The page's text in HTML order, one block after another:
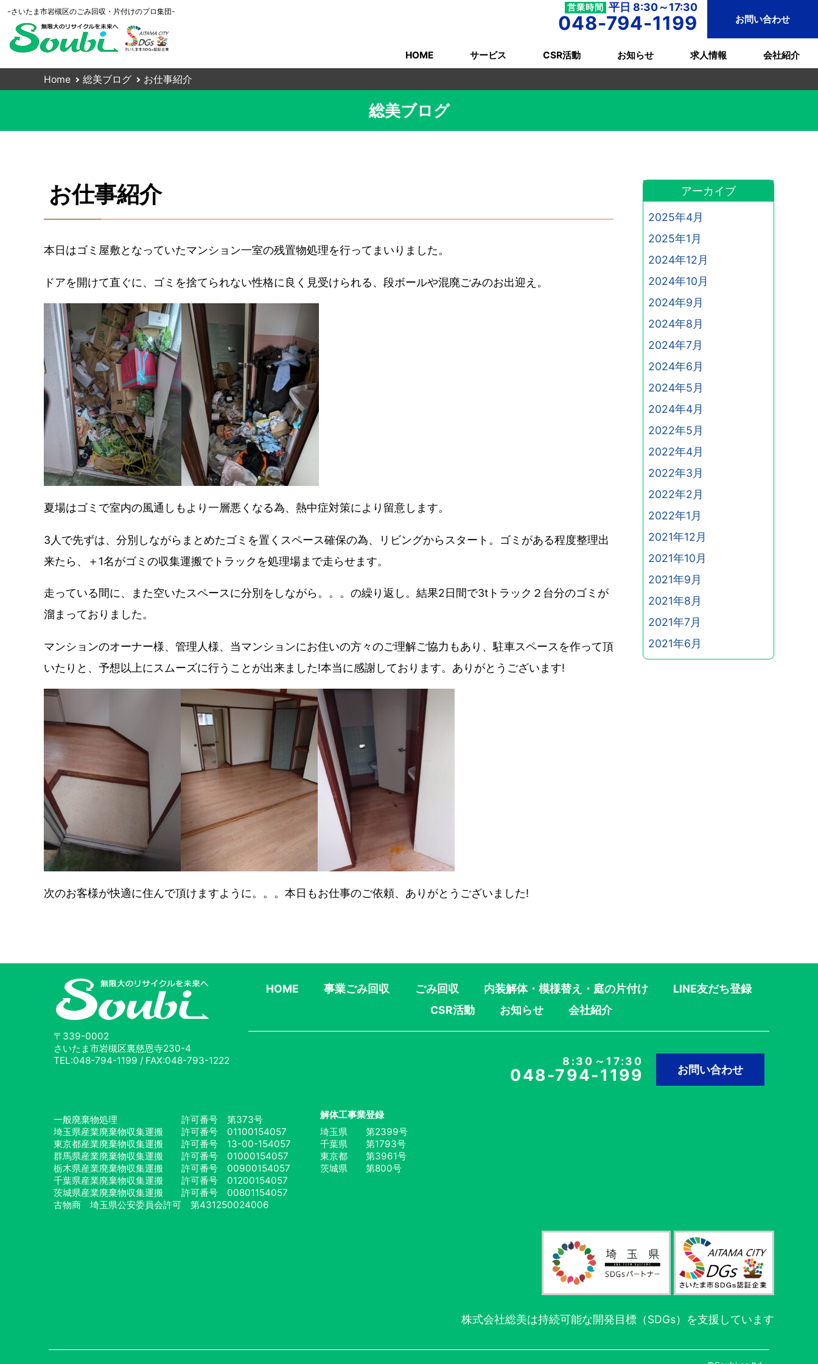
-さいたま市岩槻区のごみ回収・片付けのプロ集団- 営業時間 平日 8:30～17:30
048-794-1199 お問い合わせ
HOME サービス CSR活動 お知らせ 求人情報 会社紹介
Home 総美ブログ お仕事紹介
総美ブログ
お仕事紹介
本日はゴミ屋敷となっていたマンション一室の残置物処理を行ってまいりました。
ドアを開けて直ぐに、ゴミを捨てられない性格に良く見受けられる、段ボールや混廃ごみのお出迎え。
夏場はゴミで室内の風通しもより一層悪くなる為、熱中症対策により留意します。
3人で先ずは、分別しながらまとめたゴミを置くスペース確保の為、リビングからスタート。ゴミがある程度整理出
来たら、＋1名がゴミの収集運搬でトラックを処理場まで走らせます。
走っている間に、また空いたスペースに分別をしながら。。。の繰り返し。結果2日間で3tトラック２台分のゴミが
溜まっておりました。
マンションのオーナー様、管理人様、当マンションにお住いの方々のご理解ご協力もあり、駐車スペースを作って頂
いたりと、予想以上にスムーズに行うことが出来ました!本当に感謝しております。ありがとうございます!
次のお客様が快適に住んで頂けますように。。。本日もお仕事のご依頼、ありがとうございました!
アーカイブ
2025年4月
2025年1月
2024年12月
2024年10月
2024年9月
2024年8月
2024年7月
2024年6月
2024年5月
2024年4月
2022年5月
2022年4月
2022年3月
2022年2月
2022年1月
2021年12月
2021年10月
2021年9月
2021年8月
2021年7月
2021年6月
HOME 事業ごみ回収 ごみ回収 内装解体・模様替え・庭の片付け
LINE友だち登録
CSR活動
お知らせ 会社紹介
8:30～17:30
048-794-1199 お問い合わせ
〒339-0002
さいたま市岩槻区裏慈恩寺230-4
TEL:048-794-1199 / FAX:048-793-1222
一般廃棄物処理
許可番号 第373号
埼玉県産業廃棄物収集運搬
許可番号 01100154057
東京都産業廃棄物収集運搬
許可番号 13-00-154057
群馬県産業廃棄物収集運搬
許可番号 01000154057
栃木県産業廃棄物収集運搬
許可番号 00900154057
千葉県産業廃棄物収集運搬
許可番号 01200154057
茨城県産業廃棄物収集運搬
許可番号 00801154057
古物商 埼玉県公安委員会許可
第431250024006
解体工事業登録
埼玉県 第2399号
千葉県 第1793号
東京都 第3961号
茨城県 第800号
株式会社総美は持続可能な開発目標（SDGs）を支援しています